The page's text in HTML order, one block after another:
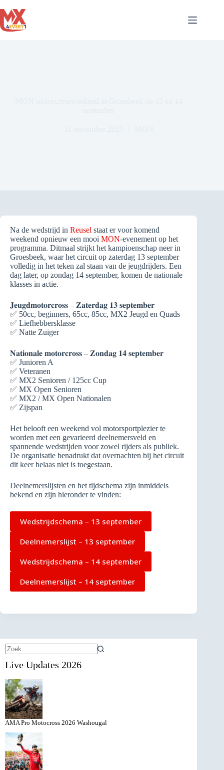
naar
de
inhoud
Na de wedstrijd in Reusel staat er voor komend
weekend opnieuw een mooi MON-evenement op het
programma. Ditmaal strijkt het kampioenschap neer in
Groesbeek, waar het circuit op zaterdag 13 september
volledig in het teken zal staan van de jeugdrijders. Een
dag later, op zondag 14 september, komen de nationale
klasses in actie.
𝐉𝐞𝐮𝐠𝐝𝐦𝐨𝐭𝐨𝐫𝐜𝐫𝐨𝐬𝐬 – 𝐙𝐚𝐭𝐞𝐫𝐝𝐚𝐠 𝟏𝟑 𝐬𝐞𝐩𝐭𝐞𝐦𝐛𝐞𝐫
✅ 50cc, beginners, 65cc, 85cc, MX2 Jeugd en Quads
✅ Liefhebbersklasse
✅ Natte Zuiger
𝐍𝐚𝐭𝐢𝐨𝐧𝐚𝐥𝐞 𝐦𝐨𝐭𝐨𝐫𝐜𝐫𝐨𝐬𝐬 – 𝐙𝐨𝐧𝐝𝐚𝐠 𝟏𝟒 𝐬𝐞𝐩𝐭𝐞𝐦𝐛𝐞𝐫
✅ Junioren A
✅ Veteranen
✅ MX2 Senioren / 125cc Cup
✅ MX Open Senioren
✅ MX2 / MX Open Nationalen
✅ Zijspan
Het belooft een weekend vol motorsportplezier te
worden met een gevarieerd deelnemersveld en
spannende wedstrijden voor zowel rijders als publiek.
De organisatie benadrukt dat overnachten bij het circuit
dit keer helaas niet is toegestaan.
Deelnemerslijsten en het tijdschema zijn inmiddels
bekend en zijn hieronder te vinden:
Wedstrijdschema – 13 september
Deelnemerslijst – 13 september
Wedstrijdschema – 14 september
Deelnemerslijst – 14 september
resultaten
Live Updates 2026
AMA Pro Motocross 2026 Washougal